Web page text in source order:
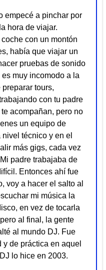
empecé a pinchar por
hora de viajar.
con un montón
había que viajar un
pruebas de sonido
muy incomodo a la
tours,
con tu padre
acompañan, pero no
un equipo de
técnico y en el
más gigs, cada vez
padre trabajaba de
Entonces ahí fue
voy a hacer el salto al
mi música la
en vez de tocarla
al final, la gente
al mundo DJ. Fue
de práctica en aquel
lo hice en 2003.